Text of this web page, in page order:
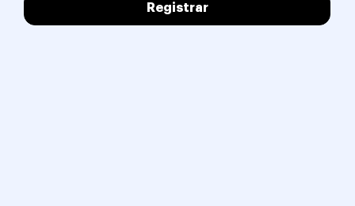
Registrar